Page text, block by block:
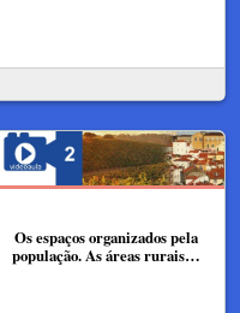
Os espaços organizados pela
população. As áreas rurais…